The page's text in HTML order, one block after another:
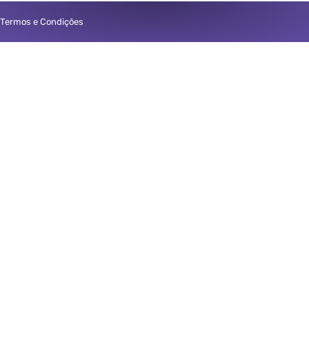
Termos e Condições